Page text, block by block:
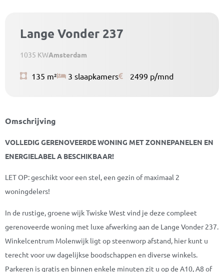
Lange Vonder 237
1035 KWAmsterdam
135 m² 3 slaapkamers 2499 p/mnd
Omschrijving
VOLLEDIG GERENOVEERDE WONING MET ZONNEPANELEN EN
ENERGIELABEL A BESCHIKBAAR!
LET OP: geschikt voor een stel, een gezin of maximaal 2
woningdelers!
In de rustige, groene wijk Twiske West vind je deze compleet
gerenoveerde woning met luxe afwerking aan de Lange Vonder 237.
Winkelcentrum Molenwijk ligt op steenworp afstand, hier kunt u
terecht voor uw dagelijkse boodschappen en diverse winkels.
Parkeren is gratis en binnen enkele minuten zit u op de A10, A8 of